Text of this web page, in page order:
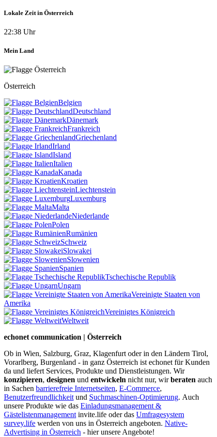
Lokale Zeit in Österreich
22:38 Uhr
Mein Land
Österreich
Belgien
Deutschland
Dänemark
Frankreich
Griechenland
Irland
Island
Italien
Kanada
Kroatien
Liechtenstein
Luxemburg
Malta
Niederlande
Polen
Rumänien
Schweiz
Slowakei
Slowenien
Spanien
Tschechische Republik
Ungarn
Vereinigte Staaten von
Amerika
Vereinigtes Königreich
Weltweit
echonet communication | Österreich
Ob in Wien, Salzburg, Graz, Klagenfurt oder in den Ländern Tirol,
Vorarlberg, Burgenland - in ganz Österreich ist echonet für Kunden
da und liefert Services, Produkte und Dienstleistungen. Wir
konzipieren, designen und entwickeln nicht nur, wirberaten auch
in Sachen barrierefreie Internetseiten, E-Commerce,
Benutzerfreundlichkeit und Suchmaschinen-Optimierung. Auch
unsere Produkte wie das Einladungsmanagement &
Gästelistenmanagement invite.life oder das Umfragesystem
survey.life werden von uns in Österreich angeboten. Native-
Advertising in Österreich - hier unsere Angebote!